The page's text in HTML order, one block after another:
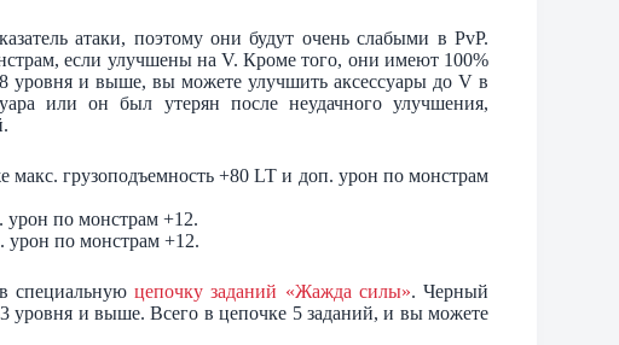
атаки, поэтому они будут очень слабыми в PvP.
если улучшены на V. Кроме того, они имеют 100%
уровня и выше, вы можете улучшить аксессуары до V в
или он был утерян после неудачного улучшения,
макс. грузоподъемность +80 LT и доп. урон по монстрам
урон по монстрам +12.
урон по монстрам +12.
специальнуюцепочку заданий «Жажда силы». Черный
уровня и выше. Всего в цепочке 5 заданий, и вы можете